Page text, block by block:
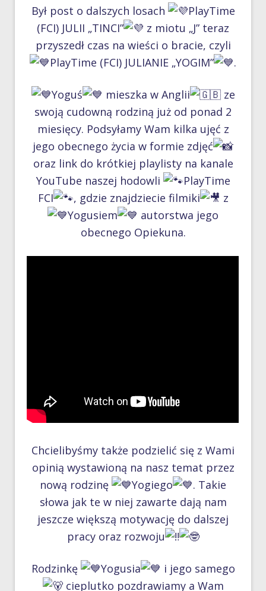
Był post o dalszych losach
PlayTime
(FCI) JULII „TINCI”
z miotu „J” teraz
przyszedł czas na wieści o bracie, czyli
PlayTime (FCI) JULIANIE „YOGIM”
.
Yoguś mieszka w Anglii
ze
swoją cudowną rodziną już od ponad 2
miesięcy. Podsyłamy Wam kilka ujęć z
jego obecnego życia w formie zdjęć
oraz link do krótkiej playlisty na kanale
YouTube naszej hodowli
PlayTime
FCI
, gdzie znajdziecie filmiki
z
Yogusiem
autorstwa jego
obecnego Opiekuna.
Chcielibyśmy także podzielić się z Wami
opinią wystawioną na nasz temat przez
nową rodzinę
Yogiego
. Takie
słowa jak te w niej zawarte dają nam
jeszcze większą motywację do dalszej
pracy oraz rozwoju
Rodzinkę Yogusia
i jego samego
cieplutko pozdrawiamy a Wam